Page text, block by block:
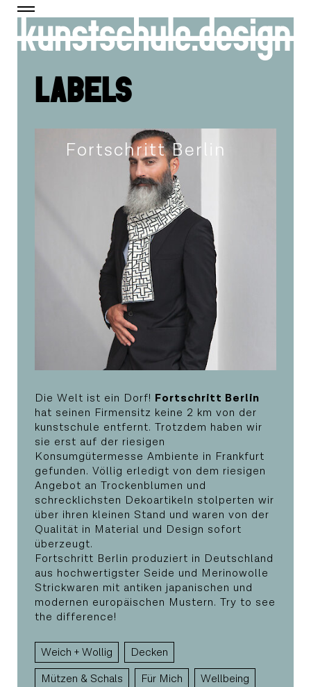
LABELS
Fortschritt Berlin
Die Welt ist ein Dorf! Fortschritt Berlin
hat seinen Firmensitz keine 2 km von der
kunstschule entfernt. Trotzdem haben wir
sie erst auf der riesigen
Konsumgütermesse Ambiente in Frankfurt
gefunden. Völlig erledigt von dem riesigen
Angebot an Trockenblumen und
schrecklichsten Dekoartikeln stolperten wir
über ihren kleinen Stand und waren von der
Qualität in Material und Design sofort
überzeugt.
Fortschritt Berlin produziert in Deutschland
aus hochwertigster Seide und Merinowolle
Strickwaren mit antiken japanischen und
modernen europäischen Mustern. Try to see
the difference!
Weich + Wollig
Decken
Mützen & Schals
Für Mich Wellbeing